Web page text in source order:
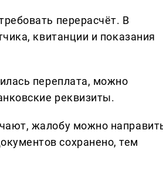
перерасчёт. В
квитанции и показания
переплата, можно
реквизиты.
жалобу можно
сохранено, тем